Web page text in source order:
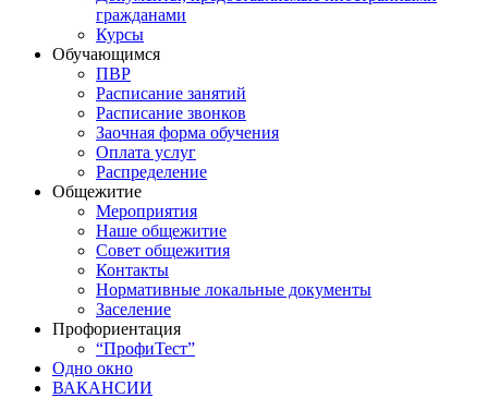
гражданами
Курсы
Обучающимся
ПВР
Расписание занятий
Расписание звонков
Заочная форма обучения
Оплата услуг
Распределение
Общежитие
Мероприятия
Наше общежитие
Совет общежития
Контакты
Нормативные локальные документы
Заселение
Профориентация
“ПрофиТест”
Одно окно
ВАКАНСИИ